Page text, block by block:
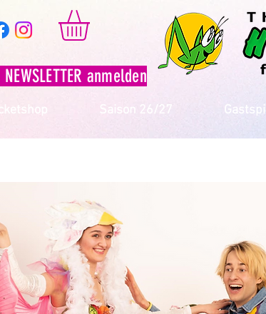
anmelden
Saison 26/27